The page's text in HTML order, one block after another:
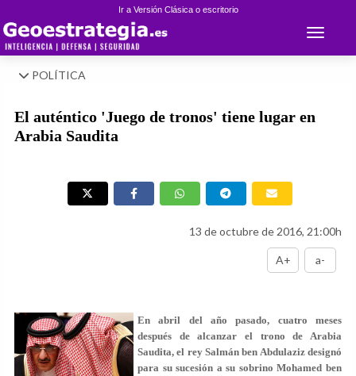
Ir a Versión Clásica o escritorio
Toggle
POLÍTICA
El auténtico 'Juego de tronos' tiene lugar en
Arabia Saudita
13 de octubre de 2016, 21:00h
A+ a-
En abril del año pasado, cuatro meses
después de alcanzar el trono de Arabia
Saudita, el rey Salmán ben Abdulaziz designó
para su sucesión a su sobrino Mohamed ben